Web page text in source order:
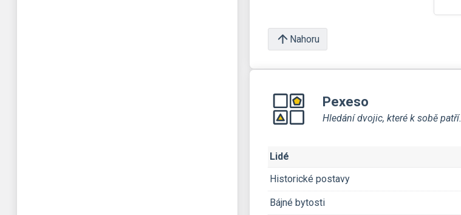
Nahoru
Pexeso
Hledání dvojic, které k sobě patří.
Lidé
Historické postavy
Bájné bytosti